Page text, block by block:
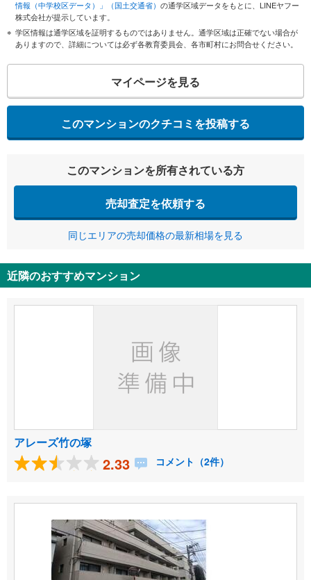
情報（中学校区データ）」（国土交通省） の通学区域データをもとに、LINEヤフー
株式会社が提示しています。
学区情報は通学区域を証明するものではありません。通学区域は正確でない場合が
ありますので、詳細については必ず各教育委員会、各市町村にお問合せください。
マイページを見る
このマンションのクチコミを投稿する
このマンションを所有されている方
売却査定を依頼する
同じエリアの売却価格の最新相場を見る
近隣のおすすめマンション
アレーズ竹の塚
2.33 コメント（2件）